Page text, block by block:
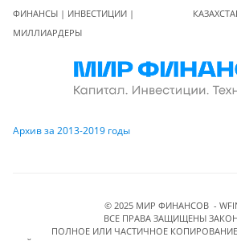
ФИНАНСЫ | ИНВЕСТИЦИИ |
МИЛЛИАРДЕРЫ
Архив за 2013-2019 годы
© 2025 МИР ФИНАНСОВ -
ВСЕ ПРАВА ЗАЩИЩЕНЫ
ПОЛНОЕ ИЛИ ЧАСТИЧНОЕ